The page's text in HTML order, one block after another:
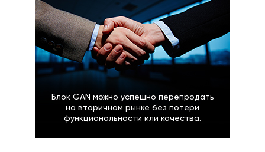
Блок GAN можно успешно перепродать
на вторичном рынке без потери
функциональности или качества.